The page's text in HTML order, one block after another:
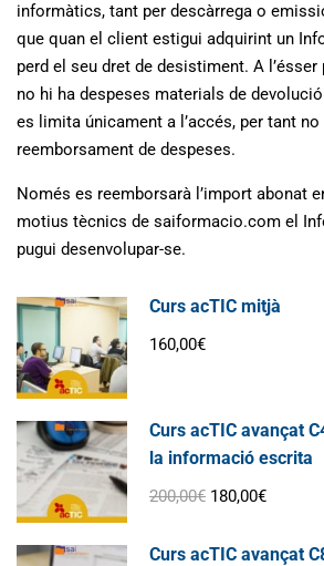
informàtics, tant per descàrrega o
que quan el client estigui adquirint un
perd el seu dret de desistiment. A
no hi ha despeses materials de
es limita únicament a l’accés, per tant no
reemborsament de despeses.
Només es reemborsarà l’import abonat
motius tècnics de saiformacio.com el
pugui desenvolupar-se.
Curs acTIC mitjà
160,00€
Curs acTIC avançat
la informació escrita
200,00€ 180,00€
Curs acTIC avançat